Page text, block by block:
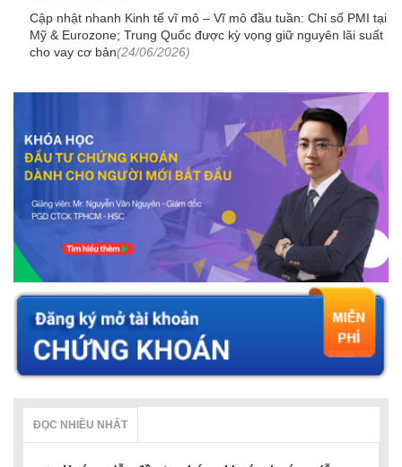
Cập nhật nhanh Kinh tế vĩ mô – Vĩ mô đầu tuần: Chỉ số PMI tại
Mỹ & Eurozone; Trung Quốc được kỳ vọng giữ nguyên lãi suất
cho vay cơ bản(24/06/2026)
ĐỌC NHIỀU NHẤT